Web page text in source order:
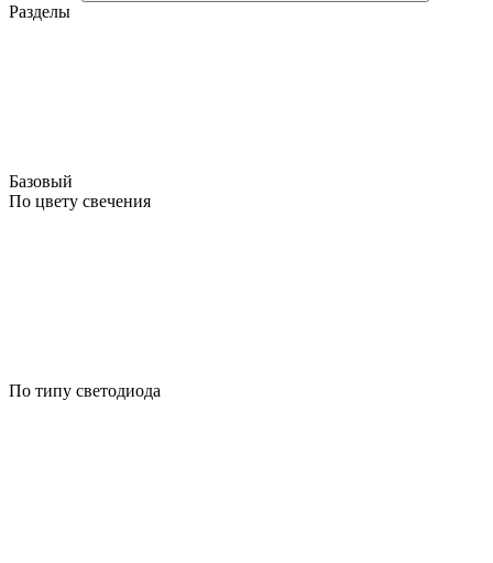
Разделы
Базовый
По цвету свечения
По типу светодиода